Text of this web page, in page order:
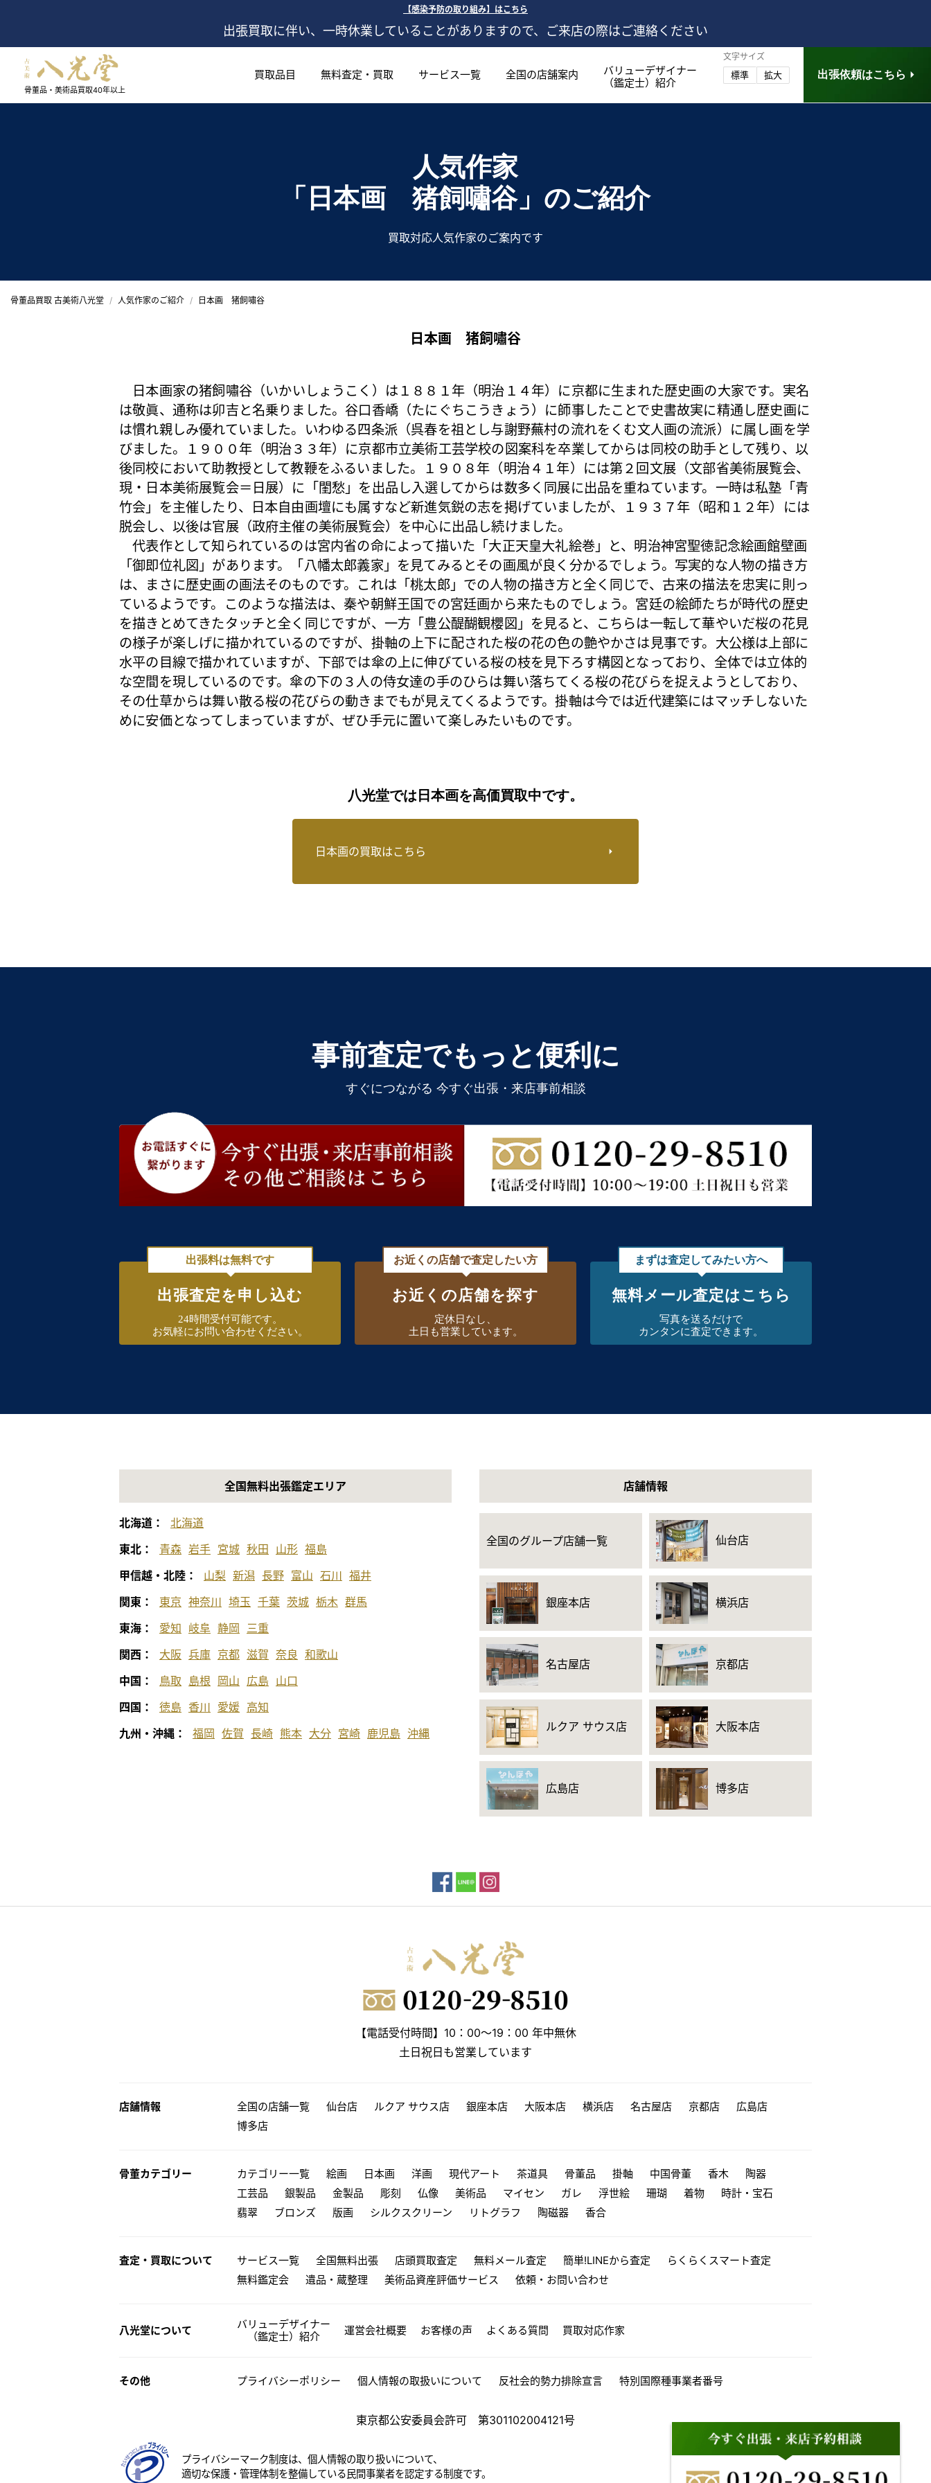
【感染予防の取り組み】はこちら
出張買取に伴い、一時休業していることがありますので、ご来店の際はご連絡ください
骨董品・美術品買取40年以上
買取品目 無料査定・買取 サービス一覧 全国の店舗案内
バリューデザイナー
（鑑定士）紹介
文字サイズ
標準 拡大 出張依頼はこちら
人気作家
「日本画 猪飼嘯谷」 のご紹介
買取対応人気作家のご案内です
骨董品買取 古美術八光堂 人気作家のご紹介 日本画 猪飼嘯谷
日本画 猪飼嘯谷
日本画家の猪飼嘯谷（いかいしょうこく）は１８８１年（明治１４年）に京都に生まれた歴史画の大家です。実名
は敬眞、通称は卯吉と名乗りました。谷口香嶠（たにぐちこうきょう）に師事したことで史書故実に精通し歴史画に
は慣れ親しみ優れていました。いわゆる四条派（呉春を祖とし与謝野蕪村の流れをくむ文人画の流派）に属し画を学
びました。１９００年（明治３３年）に京都市立美術工芸学校の図案科を卒業してからは同校の助手として残り、以
後同校において助教授として教鞭をふるいました。１９０８年（明治４１年）には第２回文展（文部省美術展覧会、
現・日本美術展覧会＝日展）に「閨愁」を出品し入選してからは数多く同展に出品を重ねています。一時は私塾「青
竹会」を主催したり、日本自由画壇にも属すなど新進気鋭の志を掲げていましたが、１９３７年（昭和１２年）には
脱会し、以後は官展（政府主催の美術展覧会）を中心に出品し続けました。
代表作として知られているのは宮内省の命によって描いた「大正天皇大礼絵巻」と、明治神宮聖徳記念絵画館壁画
「御即位礼図」があります。「八幡太郎義家」を見てみるとその画風が良く分かるでしょう。写実的な人物の描き方
は、まさに歴史画の画法そのものです。これは「桃太郎」での人物の描き方と全く同じで、古来の描法を忠実に則っ
ているようです。このような描法は、秦や朝鮮王国での宮廷画から来たものでしょう。宮廷の絵師たちが時代の歴史
を描きとめてきたタッチと全く同じですが、一方「豊公醍醐観櫻図」を見ると、こちらは一転して華やいだ桜の花見
の様子が楽しげに描かれているのですが、掛軸の上下に配された桜の花の色の艶やかさは見事です。大公様は上部に
水平の目線で描かれていますが、下部では傘の上に伸びている桜の枝を見下ろす構図となっており、全体では立体的
な空間を現しているのです。傘の下の３人の侍女達の手のひらは舞い落ちてくる桜の花びらを捉えようとしており、
その仕草からは舞い散る桜の花びらの動きまでもが見えてくるようです。掛軸は今では近代建築にはマッチしないた
めに安価となってしまっていますが、ぜひ手元に置いて楽しみたいものです。
八光堂では日本画を高価買取中です。
日本画の買取はこちら
事前査定でもっと便利に
すぐにつながる 今すぐ出張・来店事前相談
出張料は無料です
出張査定を申し込む
24時間受付可能です。
お気軽にお問い合わせください。
お近くの店舗で査定したい方
お近くの店舗を探す
定休日なし、
土日も営業しています。
まずは査定してみたい方へ
無料メール査定はこちら
写真を送るだけで
カンタンに査定できます。
全国無料出張鑑定エリア
北海道：
北海道
東北：
青森 岩手 宮城 秋田 山形 福島
甲信越・北陸：
山梨 新潟 長野 富山 石川 福井
関東：
東京 神奈川 埼玉 千葉 茨城 栃木 群馬
東海：
愛知 岐阜 静岡
三重
関西：
大阪 兵庫 京都 滋賀 奈良 和歌山
中国：
鳥取 島根 岡山 広島 山口
四国：
徳島 香川 愛媛 高知
九州・沖縄：
福岡 佐賀 長崎 熊本 大分 宮崎 鹿児島 沖縄
店舗情報
全国のグループ店舗一覧 仙台店
銀座本店 横浜店
名古屋店 京都店
ルクア サウス店 大阪本店
広島店 博多店
【電話受付時間】10：00～19：00 年中無休
土日祝日も営業しています
店舗情報 全国の店舗一覧 仙台店 ルクア サウス店 銀座本店 大阪本店 横浜店 名古屋店 京都店
広島店
博多店
骨董カテゴリー カテゴリー一覧 絵画 日本画 洋画 現代アート 茶道具 骨董品 掛軸 中国骨董 香木
陶器
工芸品
銀製品 金製品 彫刻 仏像 美術品 マイセン ガレ 浮世絵 珊瑚 着物
時計・宝石
翡翠
ブロンズ 版画 シルクスクリーン リトグラフ 陶磁器 香合
査定・買取について サービス一覧 全国無料出張 店頭買取査定 無料メール査定 簡単!LINEから査定
らくらくスマート査定
無料鑑定会
遺品・蔵整理 美術品資産評価サービス 依頼・お問い合わせ
八光堂について
バリューデザイナー
（鑑定士）紹介
運営会社概要 お客様の声 よくある質問 買取対応作家
その他 プライバシーポリシー 個人情報の取扱いについて 反社会的勢力排除宣言 特別国際種事業者番号
東京都公安委員会許可 第301102004121号
プライバシーマーク制度は、個人情報の取り扱いについて、
適切な保護・管理体制を整備している民間事業者を認定する制度です。